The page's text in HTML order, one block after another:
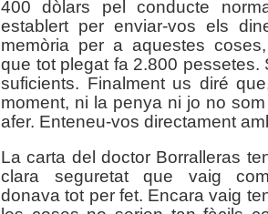
400 dòlars pel conducte
establert per enviar-vos els
memòria per a aquestes
que tot plegat fa 2.800 pessetes.
suficients. Finalment us diré
moment, ni la penya ni jo no
afer. Enteneu-vos directament
La carta del doctor Borralleras
clara seguretat que vaig
donava tot per fet. Encara vaig